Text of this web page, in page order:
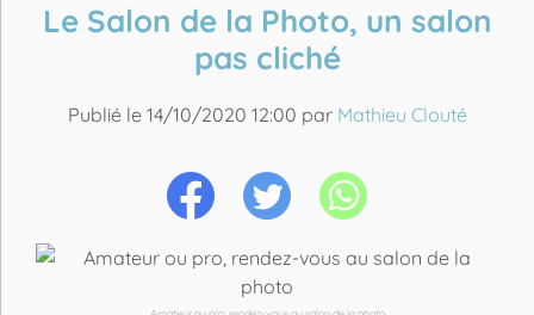
Le Salon de la Photo, un salon
pas cliché
Publié le 14/10/2020 12:00 par Mathieu Clouté